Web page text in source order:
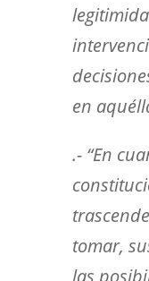
en
.- “En
tomar,
las